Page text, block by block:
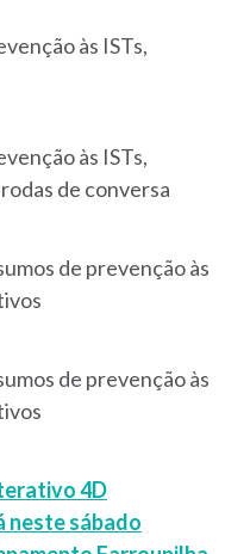
às ISTs,
às ISTs,
de conversa
de prevenção às
de prevenção às
4D
neste sábado